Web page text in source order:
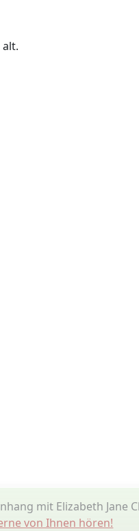
mit Elizabeth Jane
von Ihnen hören!